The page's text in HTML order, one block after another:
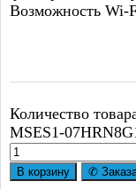
Возможность Wi-
Количество
MSES1-
В корзину ✆